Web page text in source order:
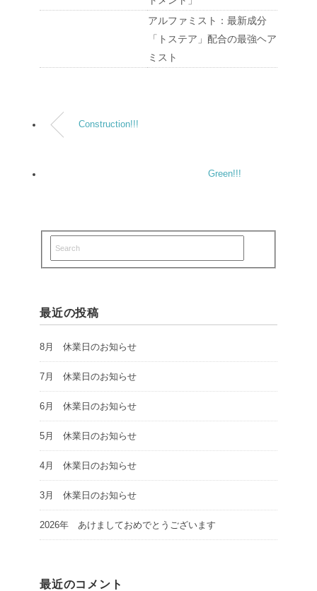
アルファミスト：最新成分
「トステア」配合の最強ヘア
ミスト
Construction!!!
Green!!!
最近の投稿
8月 休業日のお知らせ
7月 休業日のお知らせ
6月 休業日のお知らせ
5月 休業日のお知らせ
4月 休業日のお知らせ
3月 休業日のお知らせ
2026年 あけましておめでとうございます
最近のコメント